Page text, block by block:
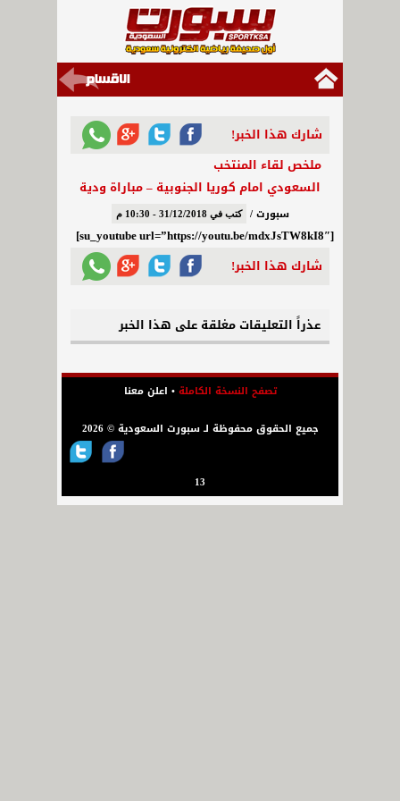
شارك هذا الخبر!
ملخص لقاء المنتخب
السعودي امام كوريا الجنوبية – مباراة ودية
سبورت / كتب في 31/12/2018 - 10:30 م
[su_youtube url=”https://youtu.be/mdxJsTW8kI8″]
شارك هذا الخبر!
عذراً التعليقات مغلقة على هذا الخبر
تصفح النسخة الكاملة• اعلن معنا
جميع الحقوق محفوظة لـ سبورت السعودية © 2026
13